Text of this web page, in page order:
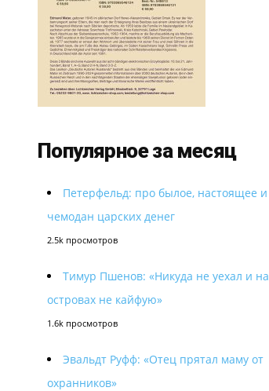
Популярное за месяц
Петерфельд: про былое, настоящее и
чемодан царских денег
2.5k просмотров
Тимур Пшенов: «Никуда не уехал и на
островах не кайфую»
1.6k просмотров
Эвальдт Руфф: «Отец прятал маму от
охранников»